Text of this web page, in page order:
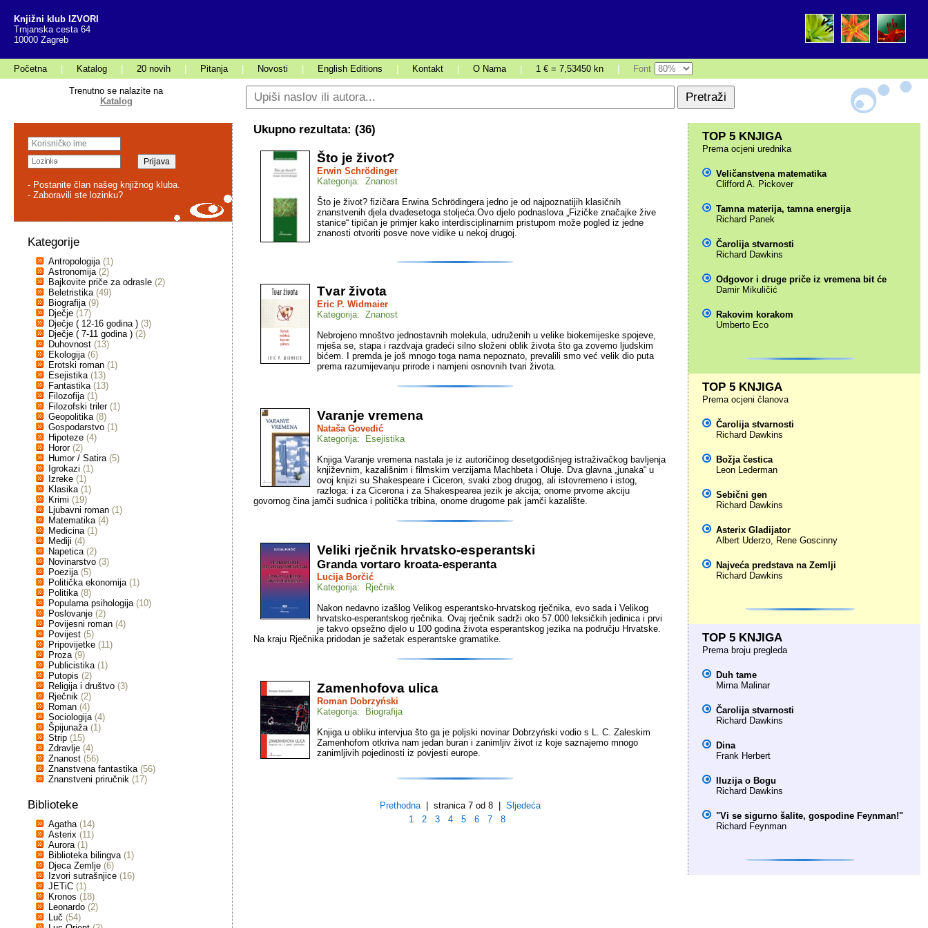
Knjižni klub IZVORI
Trnjanska cesta 64
10000 Zagreb
Početna Katalog 20 novih Pitanja Novosti English Editions Kontakt O Nama 1 € = 7,53450 kn Font
Trenutno se nalazite na
Katalog
- Postanite član našeg knjižnog kluba.
- Zaboravili ste lozinku?
Kategorije
Antropologija (1)
Astronomija (2)
Bajkovite priče za odrasle (2)
Beletristika (49)
Biografija (9)
Dječje (17)
Dječje ( 12-16 godina ) (3)
Dječje ( 7-11 godina ) (2)
Duhovnost (13)
Ekologija (6)
Erotski roman (1)
Esejistika (13)
Fantastika (13)
Filozofija (1)
Filozofski triler (1)
Geopolitika (8)
Gospodarstvo (1)
Hipoteze (4)
Horor (2)
Humor / Satira (5)
Igrokazi (1)
Izreke (1)
Klasika (1)
Krimi (19)
Ljubavni roman (1)
Matematika (4)
Medicina (1)
Mediji (4)
Napetica (2)
Novinarstvo (3)
Poezija (5)
Politička ekonomija (1)
Politika (8)
Popularna psihologija (10)
Poslovanje (2)
Povijesni roman (4)
Povijest (5)
Pripovijetke (11)
Proza (9)
Publicistika (1)
Putopis (2)
Religija i društvo (3)
Rječnik (2)
Roman (4)
Sociologija (4)
Špijunaža (1)
Strip (15)
Zdravlje (4)
Znanost (56)
Znanstvena fantastika (56)
Znanstveni priručnik (17)
Biblioteke
Agatha (14)
Asterix (11)
Aurora (1)
Biblioteka bilingva (1)
Djeca Zemlje (6)
Izvori sutrašnjice (16)
JETiC (1)
Kronos (18)
Leonardo (2)
Luč (54)
Ukupno rezultata: (36)
Što je život?
Erwin Schrödinger
Kategorija: Znanost
Što je život? fizičara Erwina Schrödingera jedno je od najpoznatijih klasičnih
znanstvenih djela dvadesetoga stoljeća.Ovo djelo podnaslova „Fizičke značajke žive
stanice“ tipičan je primjer kako interdisciplinarnim pristupom može pogled iz jedne
znanosti otvoriti posve nove vidike u nekoj drugoj.
Tvar života
Eric P. Widmaier
Kategorija: Znanost
Nebrojeno mnoštvo jednostavnih molekula, udruženih u velike biokemijeske spojeve,
mješa se, stapa i razdvaja gradeći silno složeni oblik života što ga zovemo ljudskim
bićem. I premda je još mnogo toga nama nepoznato, prevalili smo već velik dio puta
prema razumijevanju prirode i namjeni osnovnih tvari života.
Varanje vremena
Nataša Govedić
Kategorija: Esejistika
Knjiga Varanje vremena nastala je iz autoričinog desetgodišnjeg istraživačkog bavljenja
književnim, kazališnim i filmskim verzijama Machbeta i Oluje. Dva glavna „junaka“ u
ovoj knjizi su Shakespeare i Ciceron, svaki zbog drugog, ali istovremeno i istog,
razloga: i za Cicerona i za Shakespearea jezik je akcija; onome prvome akciju
govornog čina jamči sudnica i politička tribina, onome drugome pak jamči kazalište.
Veliki rječnik hrvatsko-esperantski
Granda vortaro kroata-esperanta
Lucija Borčić
Kategorija: Rječnik
Nakon nedavno izašlog Velikog esperantsko-hrvatskog rječnika, evo sada i Velikog
hrvatsko-esperantskog rječnika. Ovaj rječnik sadrži oko 57.000 leksičkih jedinica i prvi
je takvo opsežno djelo u 100 godina života esperantskog jezika na području Hrvatske.
Na kraju Rječnika pridodan je sažetak esperantske gramatike.
Zamenhofova ulica
Roman Dobrzyński
Kategorija: Biografija
Knjiga u obliku intervjua što ga je poljski novinar Dobrzyński vodio s L. C. Zaleskim
Zamenhofom otkriva nam jedan buran i zanimljiv život iz koje saznajemo mnogo
zanimljivih pojedinosti iz povjesti europe.
Prethodna| stranica 7 od 8 | Sljedeća
1
2 3 4 5 6 7 8
TOP 5 KNJIGA
Prema ocjeni urednika
Veličanstvena matematika
Clifford A. Pickover
Tamna materija, tamna energija
Richard Panek
Čarolija stvarnosti
Richard Dawkins
Odgovor i druge priče iz vremena bit će
Damir Mikuličić
Rakovim korakom
Umberto Eco
TOP 5 KNJIGA
Prema ocjeni članova
Čarolija stvarnosti
Richard Dawkins
Božja čestica
Leon Lederman
Sebični gen
Richard Dawkins
Asterix Gladijator
Albert Uderzo, Rene Goscinny
Najveća predstava na Zemlji
Richard Dawkins
TOP 5 KNJIGA
Prema broju pregleda
Duh tame
Mirna Malinar
Čarolija stvarnosti
Richard Dawkins
Dina
Frank Herbert
Iluzija o Bogu
Richard Dawkins
"Vi se sigurno šalite, gospodine Feynman!"
Richard Feynman